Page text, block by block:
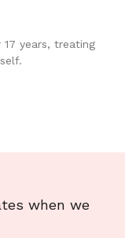
years, treating
when we